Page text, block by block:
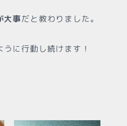
大事だと教わりました。
に行動し続けます！